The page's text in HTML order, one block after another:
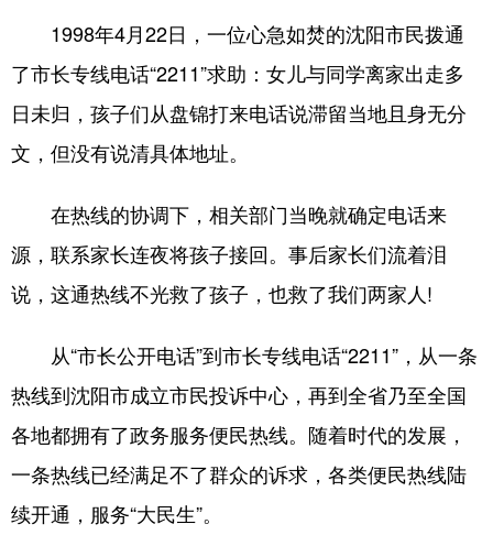
1998年4月22日，一位心急如焚的沈阳市民拨通
了市长专线电话“2211”求助：女儿与同学离家出走多
日未归，孩子们从盘锦打来电话说滞留当地且身无分
文，但没有说清具体地址。
在热线的协调下，相关部门当晚就确定电话来
源，联系家长连夜将孩子接回。事后家长们流着泪
说，这通热线不光救了孩子，也救了我们两家人!
从“市长公开电话”到市长专线电话“2211”，从一条
热线到沈阳市成立市民投诉中心，再到全省乃至全国
各地都拥有了政务服务便民热线。随着时代的发展，
一条热线已经满足不了群众的诉求，各类便民热线陆
续开通，服务“大民生”。